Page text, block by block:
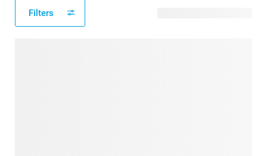
Filters